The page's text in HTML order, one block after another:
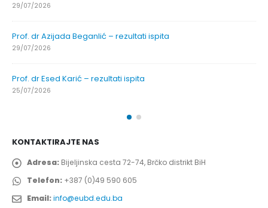
29/07/2026
Prof. dr Azijada Beganlić – rezultati ispita
29/07/2026
Prof. dr Esed Karić – rezultati ispita
25/07/2026
KONTAKTIRAJTE NAS
Adresa: Bijeljinska cesta 72-74, Brčko distrikt BiH
Telefon: +387 (0)49 590 605
Email:info@eubd.edu.ba